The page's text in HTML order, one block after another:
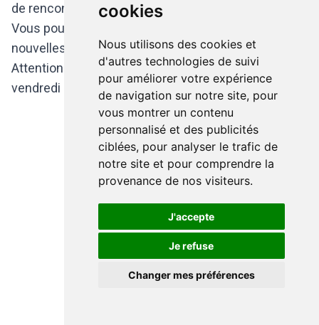
cookies
Nous utilisons des cookies et
d'autres technologies de suivi
pour améliorer votre expérience
de navigation sur notre site, pour
vous montrer un contenu
personnalisé et des publicités
ciblées, pour analyser le trafic de
notre site et pour comprendre la
provenance de nos visiteurs.
J'accepte
Je refuse
Changer mes préférences
de rencontre pour les amoureux de la musique.
Vous pouvez également progiter et découvrir de
nouvelles expériences culinères et artistiques.
Attention la boutique n'est ouverte que du lundi au
vendredi de 9h à 17h30.